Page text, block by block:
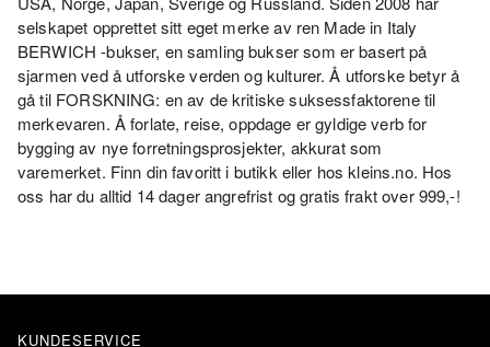
selskapet opprettet sitt eget merke av ren Made in Italy
BERWICH -bukser, en samling bukser som er basert på
sjarmen ved å utforske verden og kulturer. Å utforske betyr å
gå til FORSKNING: en av de kritiske suksessfaktorene til
merkevaren. Å forlate, reise, oppdage er gyldige verb for
bygging av nye forretningsprosjekter, akkurat som
varemerket. Finn din favoritt i butikk eller hos kleins.no. Hos
oss har du alltid 14 dager angrefrist og gratis frakt over 999,-!
KUNDESERVICE